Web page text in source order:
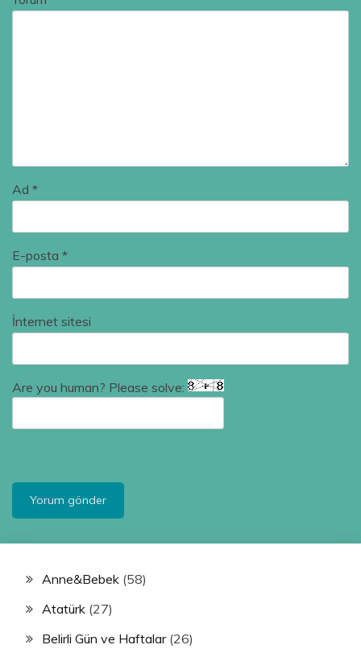
Ad *
E-posta *
İnternet sitesi
Are you human? Please solve:
Anne&Bebek (58)
Atatürk (27)
Belirli Gün ve Haftalar(26)